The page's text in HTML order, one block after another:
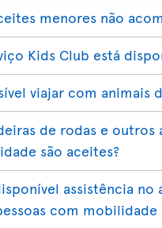
menores não
Kids Club está
viajar com animais
de rodas e outros
são aceites?
assistência
com mobilidade